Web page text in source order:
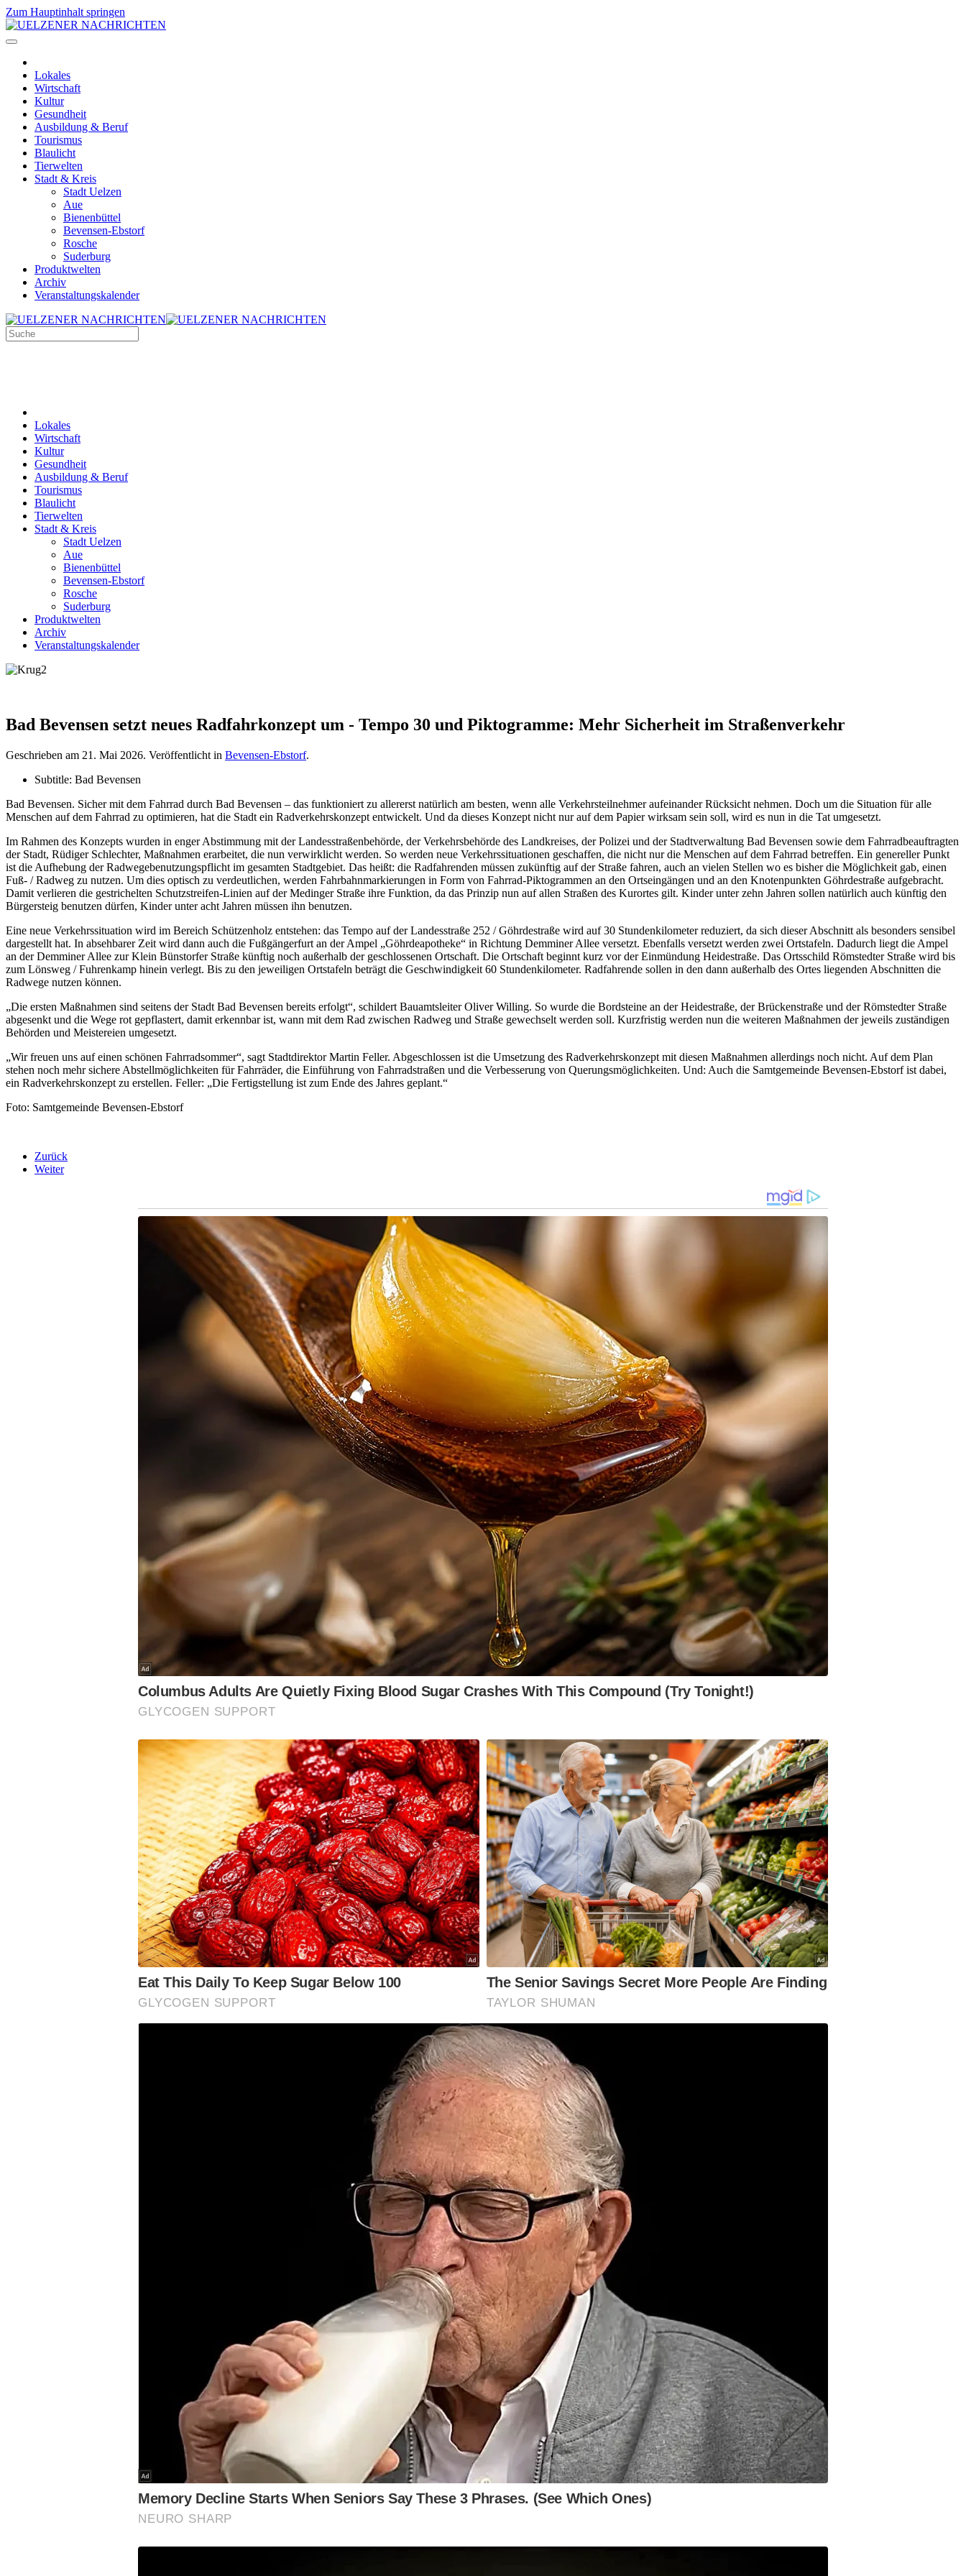
Zum Hauptinhalt springen
Lokales
Wirtschaft
Kultur
Gesundheit
Ausbildung & Beruf
Tourismus
Blaulicht
Tierwelten
Stadt & Kreis
Stadt Uelzen
Aue
Bienenbüttel
Bevensen-Ebstorf
Rosche
Suderburg
Produktwelten
Archiv
Veranstaltungskalender
Lokales
Wirtschaft
Kultur
Gesundheit
Ausbildung & Beruf
Tourismus
Blaulicht
Tierwelten
Stadt & Kreis
Stadt Uelzen
Aue
Bienenbüttel
Bevensen-Ebstorf
Rosche
Suderburg
Produktwelten
Archiv
Veranstaltungskalender
Bad Bevensen setzt neues Radfahrkonzept um - Tempo 30 und Piktogramme: Mehr Sicherheit im Straßenverkehr
Geschrieben am 21. Mai 2026. Veröffentlicht in Bevensen-Ebstorf.
Subtitle: Bad Bevensen
Bad Bevensen. Sicher mit dem Fahrrad durch Bad Bevensen – das funktioniert zu allererst natürlich am besten, wenn alle Verkehrsteilnehmer aufeinander Rücksicht nehmen. Doch um die Situation für alle
Menschen auf dem Fahrrad zu optimieren, hat die Stadt ein Radverkehrskonzept entwickelt. Und da dieses Konzept nicht nur auf dem Papier wirksam sein soll, wird es nun in die Tat umgesetzt.
Im Rahmen des Konzepts wurden in enger Abstimmung mit der Landesstraßenbehörde, der Verkehrsbehörde des Landkreises, der Polizei und der Stadtverwaltung Bad Bevensen sowie dem Fahrradbeauftragten
der Stadt, Rüdiger Schlechter, Maßnahmen erarbeitet, die nun verwirklicht werden. So werden neue Verkehrssituationen geschaffen, die nicht nur die Menschen auf dem Fahrrad betreffen. Ein genereller Punkt
ist die Aufhebung der Radwegebenutzungspflicht im gesamten Stadtgebiet. Das heißt: die Radfahrenden müssen zukünftig auf der Straße fahren, auch an vielen Stellen wo es bisher die Möglichkeit gab, einen
Fuß- / Radweg zu nutzen. Um dies optisch zu verdeutlichen, werden Fahrbahnmarkierungen in Form von Fahrrad-Piktogrammen an den Ortseingängen und an den Knotenpunkten Göhrdestraße aufgebracht.
Damit verlieren die gestrichelten Schutzstreifen-Linien auf der Medinger Straße ihre Funktion, da das Prinzip nun auf allen Straßen des Kurortes gilt. Kinder unter zehn Jahren sollen natürlich auch künftig den
Bürgersteig benutzen dürfen, Kinder unter acht Jahren müssen ihn benutzen.
Eine neue Verkehrssituation wird im Bereich Schützenholz entstehen: das Tempo auf der Landesstraße 252 / Göhrdestraße wird auf 30 Stundenkilometer reduziert, da sich dieser Abschnitt als besonders sensibel
dargestellt hat. In absehbarer Zeit wird dann auch die Fußgängerfurt an der Ampel „Göhrdeapotheke“ in Richtung Demminer Allee versetzt. Ebenfalls versetzt werden zwei Ortstafeln. Dadurch liegt die Ampel
an der Demminer Allee zur Klein Bünstorfer Straße künftig noch außerhalb der geschlossenen Ortschaft. Die Ortschaft beginnt kurz vor der Einmündung Heidestraße. Das Ortsschild Römstedter Straße wird bis
zum Lönsweg / Fuhrenkamp hinein verlegt. Bis zu den jeweiligen Ortstafeln beträgt die Geschwindigkeit 60 Stundenkilometer. Radfahrende sollen in den dann außerhalb des Ortes liegenden Abschnitten die
Radwege nutzen können.
„Die ersten Maßnahmen sind seitens der Stadt Bad Bevensen bereits erfolgt“, schildert Bauamtsleiter Oliver Willing. So wurde die Bordsteine an der Heidestraße, der Brückenstraße und der Römstedter Straße
abgesenkt und die Wege rot gepflastert, damit erkennbar ist, wann mit dem Rad zwischen Radweg und Straße gewechselt werden soll. Kurzfristig werden nun die weiteren Maßnahmen der jeweils zuständigen
Behörden und Meistereien umgesetzt.
„Wir freuen uns auf einen schönen Fahrradsommer“, sagt Stadtdirektor Martin Feller. Abgeschlossen ist die Umsetzung des Radverkehrskonzept mit diesen Maßnahmen allerdings noch nicht. Auf dem Plan
stehen noch mehr sichere Abstellmöglichkeiten für Fahrräder, die Einführung von Fahrradstraßen und die Verbesserung von Querungsmöglichkeiten. Und: Auch die Samtgemeinde Bevensen-Ebstorf ist dabei,
ein Radverkehrskonzept zu erstellen. Feller: „Die Fertigstellung ist zum Ende des Jahres geplant.“
Foto: Samtgemeinde Bevensen-Ebstorf
Zurück
Weiter